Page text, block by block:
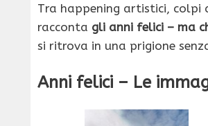
Tra happening artistici, colpi
racconta gli anni felici – ma
si ritrova in una prigione
Anni felici – Le